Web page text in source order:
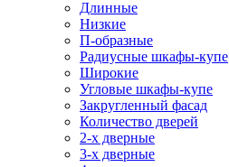
Длинные
Низкие
П-образные
Радиусные шкафы-купе
Широкие
Угловые шкафы-купе
Закругленный фасад
Количество дверей
2-х дверные
3-х дверные